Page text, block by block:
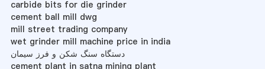
carbide bits for die grinder
cement ball mill dwg
mill street trading company
wet grinder mill machine price in india
دستگاه سنگ شکن و فرز سیمان
cement plant in satna mining plant